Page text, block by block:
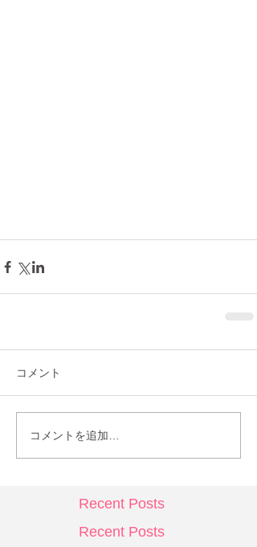
コメント
コメントを追加…
Recent Posts
Recent Posts